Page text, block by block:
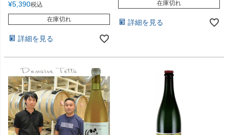
¥5,390税込
在庫切れ
詳細を見る
在庫切れ
詳細を見る